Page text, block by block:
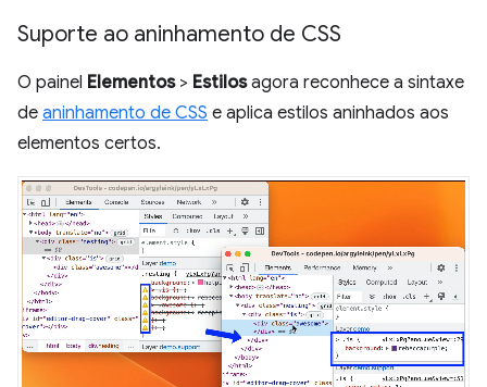
Suporte ao aninhamento de CSS
O painel Elementos> Estilosagora reconhece a sintaxe
de aninhamento de CSS e aplica estilos aninhados aos
elementos certos.